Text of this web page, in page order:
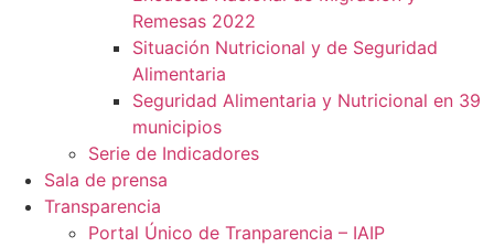
Remesas 2022
Situación Nutricional y de Seguridad
Alimentaria
Seguridad Alimentaria y Nutricional en 39
municipios
Serie de Indicadores
Sala de prensa
Transparencia
Portal Único de Tranparencia – IAIP